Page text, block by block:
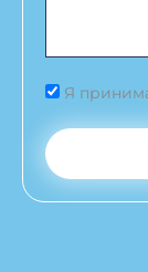
Я